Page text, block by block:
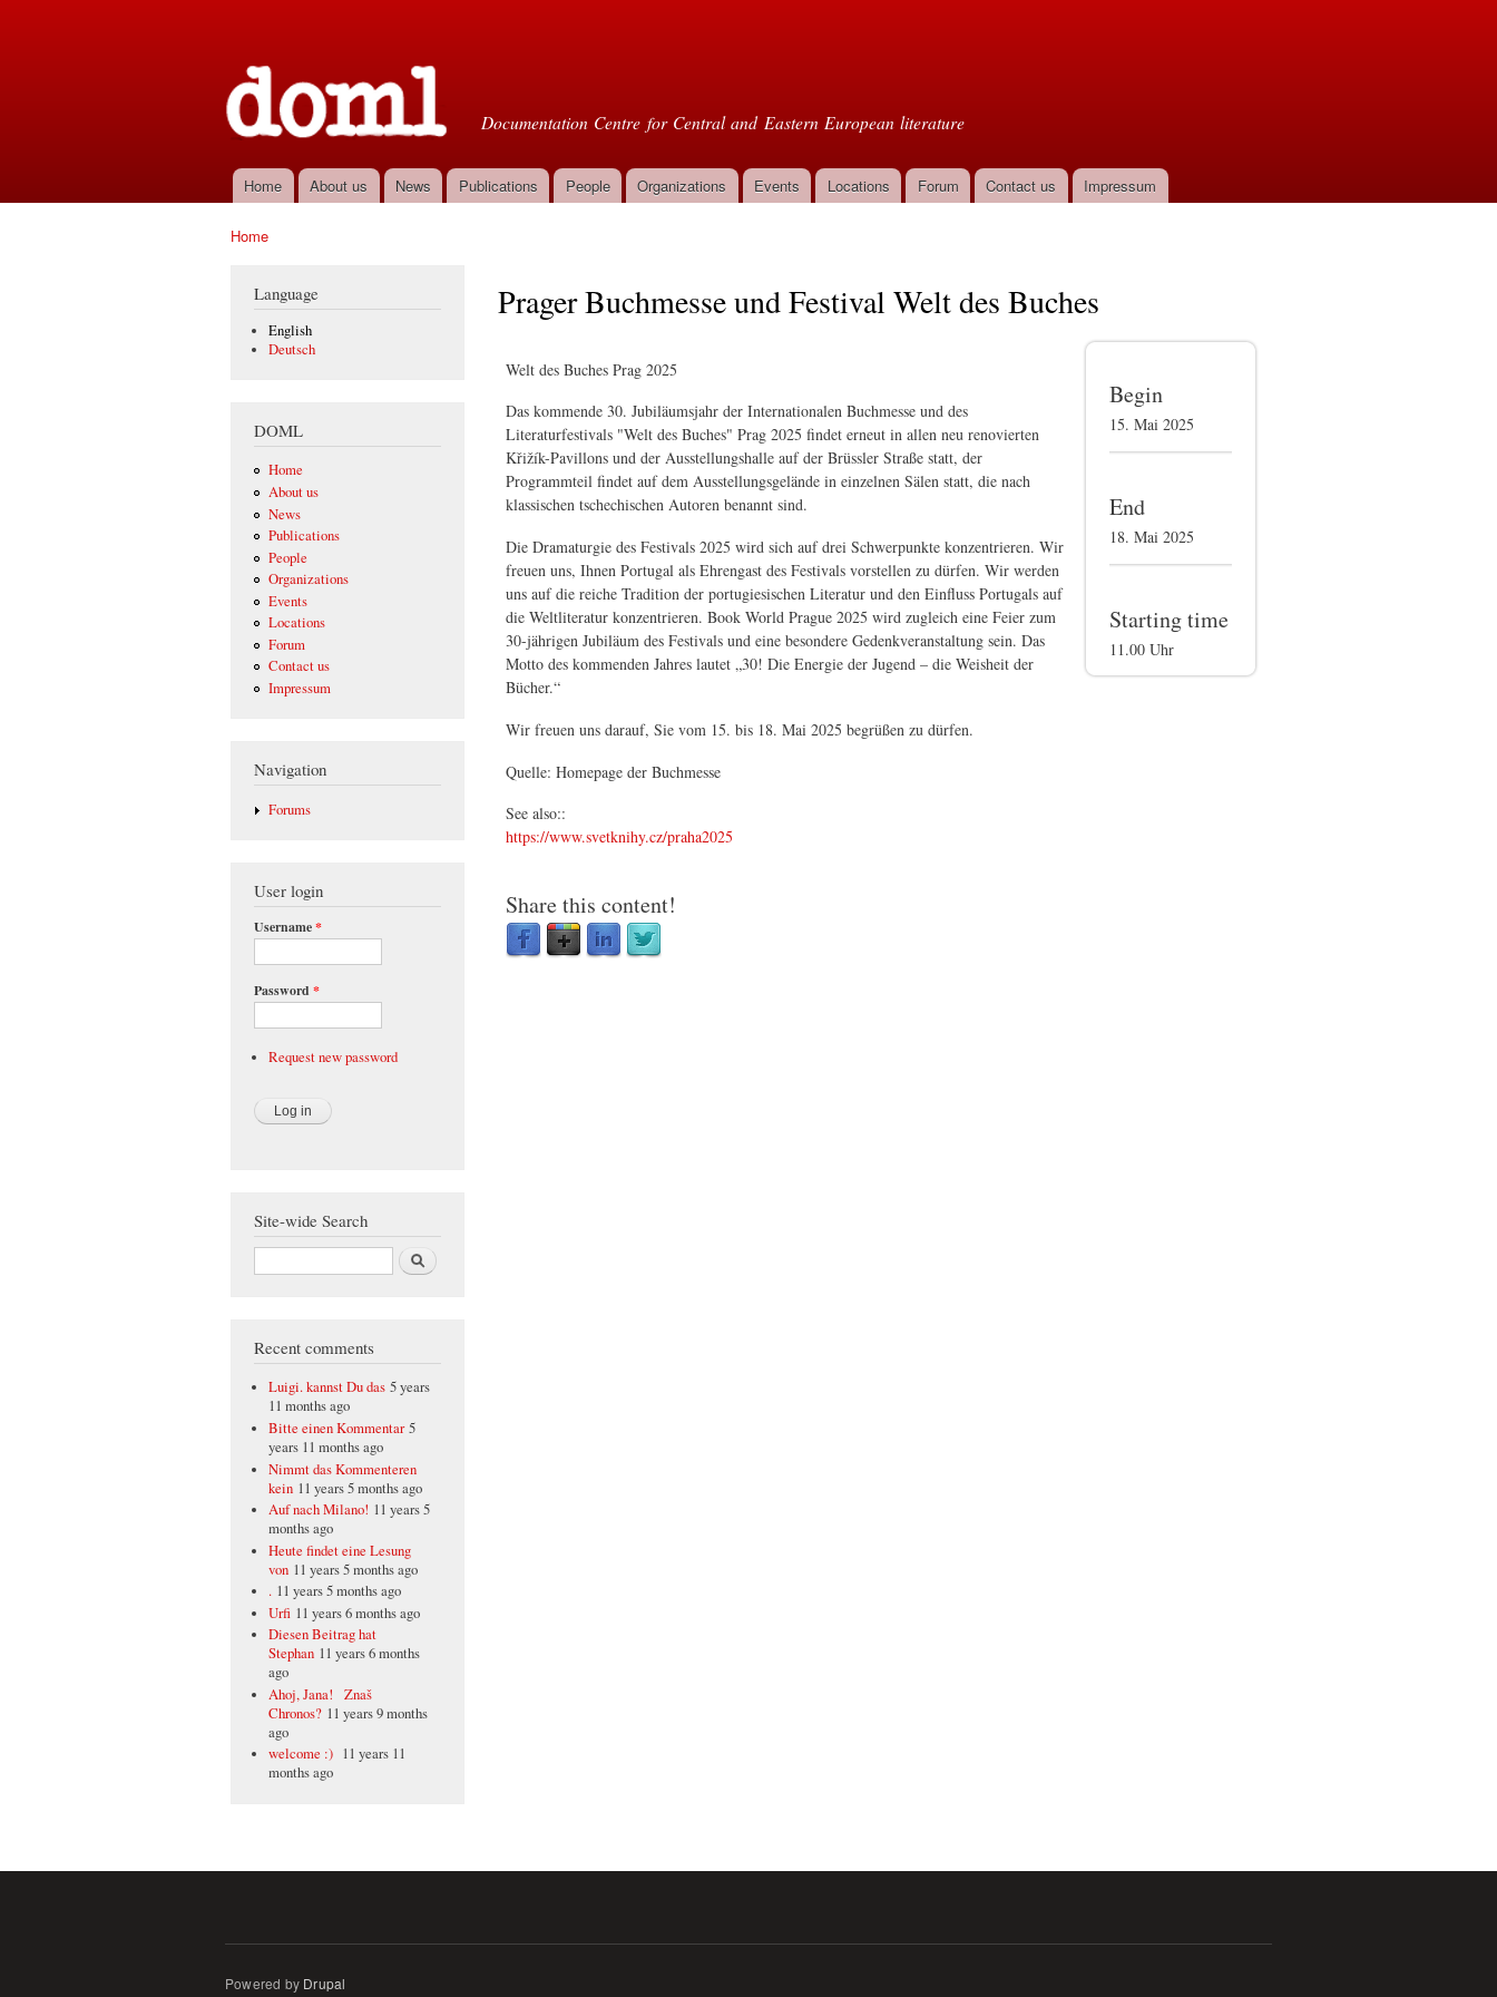
Documentation Centre for Central and Eastern European literature
Main menu
Home About us News Publications People Organizations Events Locations Forum Contact us Impressum
Home
Language
English
Deutsch
DOML
Home
About us
News
Publications
People
Organizations
Events
Locations
Forum
Contact us
Impressum
Navigation
Forums
User login
Username*
Password *
Request new password
Site-wide Search
Search
Recent comments
Luigi. kannst Du das 5 years
11 months ago
Bitte einen Kommentar 5
years 11 months ago
Nimmt das Kommenteren
kein 11 years 5 months ago
Auf nach Milano! 11 years 5
months ago
Heute findet eine Lesung
von 11 years 5 months ago
. 11 years 5 months ago
Urfi 11 years 6 months ago
Diesen Beitrag hat
Stephan 11 years 6 months
ago
Ahoj, Jana! Znaš
Chronos? 11 years 9 months
ago
welcome :) 11 years 11
months ago
Prager Buchmesse und Festival Welt des Buches
Welt des Buches Prag 2025
Das kommende 30. Jubiläumsjahr der Internationalen Buchmesse und des
Literaturfestivals "Welt des Buches" Prag 2025 findet erneut in allen neu renovierten
Křižík-Pavillons und der Ausstellungshalle auf der Brüssler Straße statt, der
Programmteil findet auf dem Ausstellungsgelände in einzelnen Sälen statt, die nach
klassischen tschechischen Autoren benannt sind.
Die Dramaturgie des Festivals 2025 wird sich auf drei Schwerpunkte konzentrieren. Wir
freuen uns, Ihnen Portugal als Ehrengast des Festivals vorstellen zu dürfen. Wir werden
uns auf die reiche Tradition der portugiesischen Literatur und den Einfluss Portugals auf
die Weltliteratur konzentrieren. Book World Prague 2025 wird zugleich eine Feier zum
30-jährigen Jubiläum des Festivals und eine besondere Gedenkveranstaltung sein. Das
Motto des kommenden Jahres lautet „30! Die Energie der Jugend – die Weisheit der
Bücher.“
Wir freuen uns darauf, Sie vom 15. bis 18. Mai 2025 begrüßen zu dürfen.
Quelle: Homepage der Buchmesse
See also::
https://www.svetknihy.cz/praha2025
Begin
15. Mai 2025
End
18. Mai 2025
Starting time
11.00 Uhr
Share this content!
Powered by Drupal